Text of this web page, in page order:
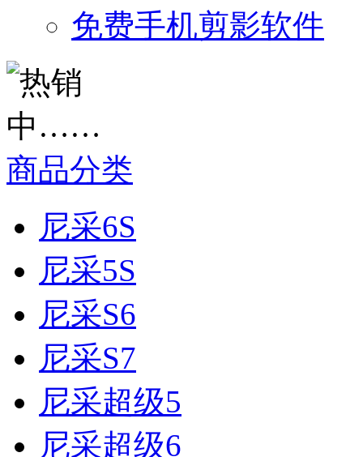
免费手机剪影软件
商品分类
尼采6S
尼采5S
尼采S6
尼采S7
尼采超级5
尼采超级6